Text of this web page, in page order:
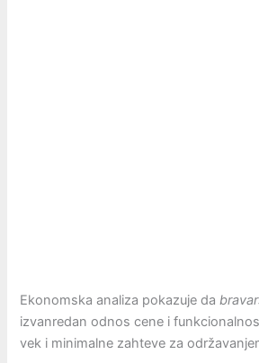
Ekonomska analiza pokazuje da
izvanredan odnos cene i
vek i minimalne zahteve za